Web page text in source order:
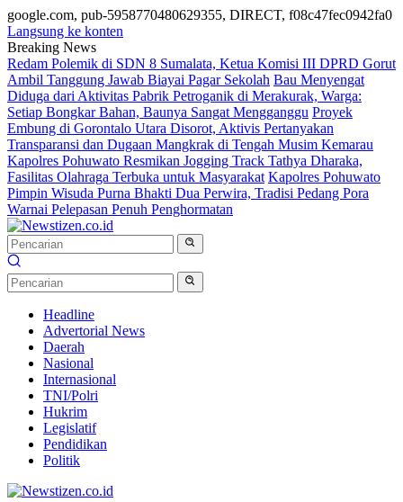
google.com, pub-5958770480629355, DIRECT, f08c47fec0942fa0
Langsung ke konten
Breaking News
Redam Polemik di SDN 8 Sumalata, Ketua Komisi III DPRD Gorut
Ambil Tanggung Jawab Biayai Pagar Sekolah Bau Menyengat
Diduga dari Aktivitas Pabrik Petroganik di Merakurak, Warga:
Setiap Bongkar Bahan, Baunya Sangat Mengganggu Proyek
Embung di Gorontalo Utara Disorot, Aktivis Pertanyakan
Transparansi dan Dugaan Mangkrak di Tengah Musim Kemarau
Kapolres Pohuwato Resmikan Jogging Track Tathya Dharaka,
Fasilitas Olahraga Terbuka untuk Masyarakat Kapolres Pohuwato
Pimpin Wisuda Purna Bhakti Dua Perwira, Tradisi Pedang Pora
Warnai Pelepasan Penuh Penghormatan
Headline
Advertorial News
Daerah
Nasional
Internasional
TNI/Polri
Hukrim
Legislatif
Pendidikan
Politik